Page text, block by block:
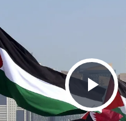
Play